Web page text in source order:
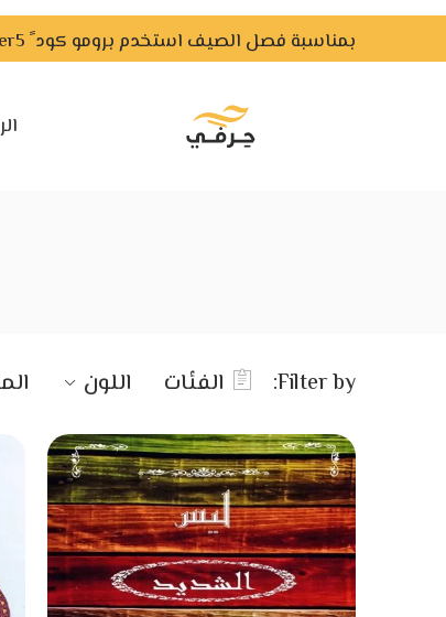
بمناسبة فصل الصيف استخدم برومو كود ً summer5 ًواحصل علي خصم لفترة محدودة
Filter by: الفئات اللون